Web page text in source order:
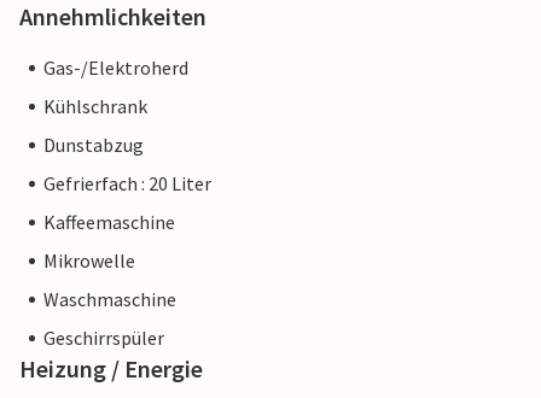
Annehmlichkeiten
Gas-/Elektroherd
Kühlschrank
Dunstabzug
Gefrierfach : 20 Liter
Kaffeemaschine
Mikrowelle
Waschmaschine
Geschirrspüler
Heizung / Energie